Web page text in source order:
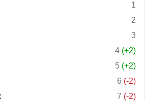
1
2
3
4 (+2)
5 (+2)
6 (-2)
7 (-2)